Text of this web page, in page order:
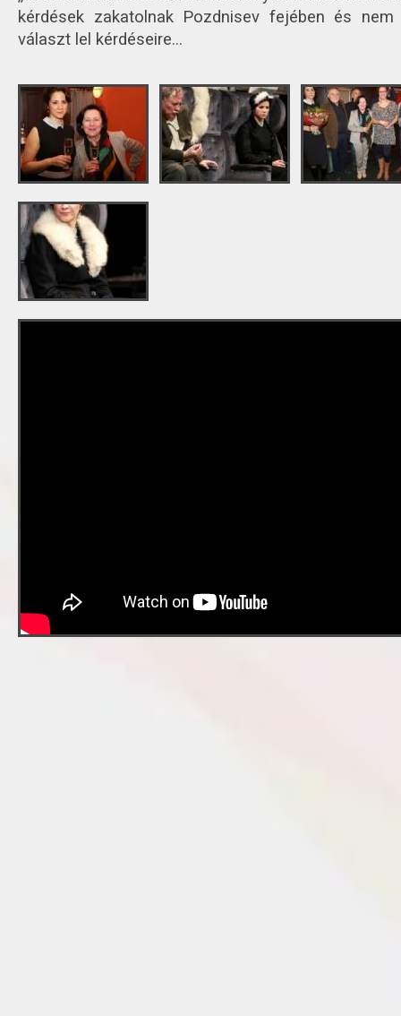
kérdések zakatolnak Pozdnisev fejében és
választ lel kérdéseire...